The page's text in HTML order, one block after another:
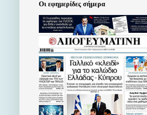
Οι εφημερίδες σήμερα